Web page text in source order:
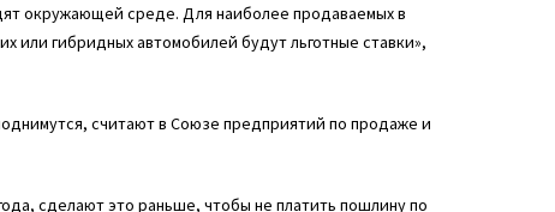
окружающей среде. Для наиболее продаваемых в
или гибридных автомобилей будут льготные ставки»,
считают в Союзе предприятий по продаже и
сделают это раньше, чтобы не платить пошлину по